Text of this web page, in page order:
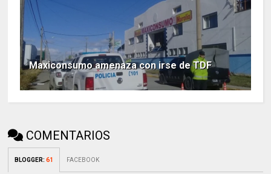
Maxiconsumo amenaza con irse de TDF
COMENTARIOS
BLOGGER:61 FACEBOOK